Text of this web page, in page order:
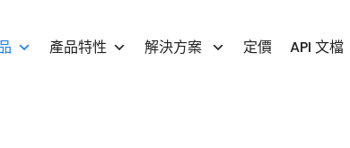
產品特性 解決方案 定價 API 文檔